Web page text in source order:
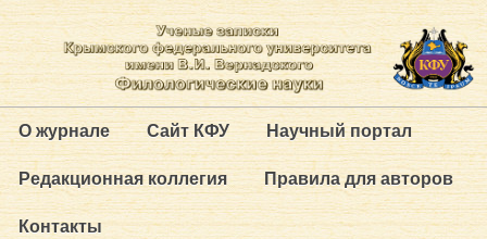
О журнале Сайт КФУ Научный портал
Редакционная коллегия Правила для авторов
Контакты